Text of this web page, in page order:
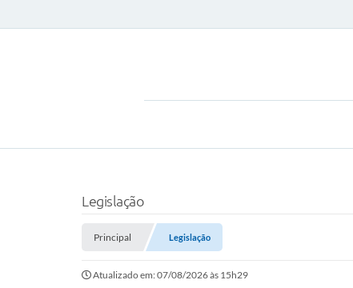
Legislação
Principal Legislação
Atualizado em: 07/08/2026 às 15h29